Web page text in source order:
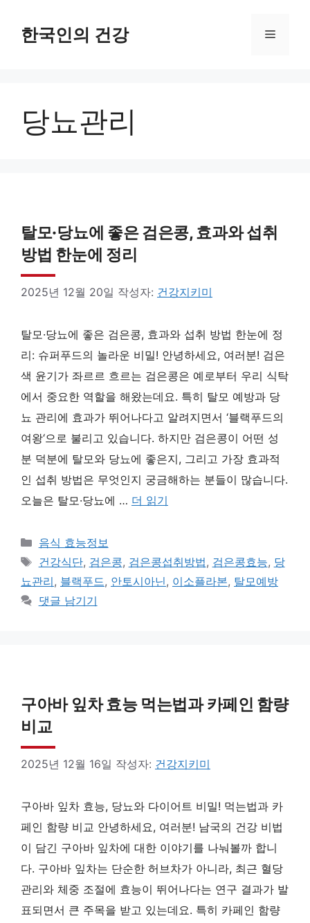
한국인의 건강 메
당뇨관리
탈모·당뇨에 좋은 검은콩, 효과와 섭취
방법 한눈에 정리
2025년 12월 20일 작성자: 건강지키미
탈모·당뇨에 좋은 검은콩, 효과와 섭취 방법 한눈에 정
리: 슈퍼푸드의 놀라운 비밀! 안녕하세요, 여러분! 검은
색 윤기가 좌르르 흐르는 검은콩은 예로부터 우리 식탁
에서 중요한 역할을 해왔는데요. 특히 탈모 예방과 당
뇨 관리에 효과가 뛰어나다고 알려지면서 ‘블랙푸드의
여왕‘으로 불리고 있습니다. 하지만 검은콩이 어떤 성
분 덕분에 탈모와 당뇨에 좋은지, 그리고 가장 효과적
인 섭취 방법은 무엇인지 궁금해하는 분들이 많습니다.
오늘은 탈모·당뇨에 … 더 읽기
카
테
고
리
음식 효능정보
태
그
건강식단, 검은콩, 검은콩섭취방법, 검은콩효능, 당
뇨관리, 블랙푸드, 안토시아닌, 이소플라본, 탈모예방
댓글 남기기
구아바 잎차 효능 먹는법과 카페인 함량
비교
2025년 12월 16일 작성자: 건강지키미
구아바 잎차 효능, 당뇨와 다이어트 비밀! 먹는법과 카
페인 함량 비교 안녕하세요, 여러분! 남국의 건강 비법
이 담긴 구아바 잎차에 대한 이야기를 나눠볼까 합니
다. 구아바 잎차는 단순한 허브차가 아니라, 최근 혈당
관리와 체중 조절에 효능이 뛰어나다는 연구 결과가 발
표되면서 큰 주목을 받고 있는데요. 특히 카페인 함량